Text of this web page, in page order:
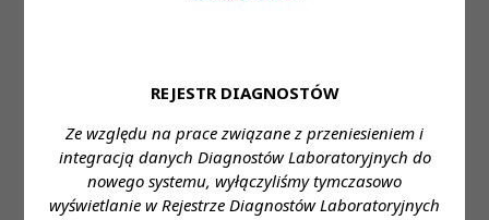
REJESTR DIAGNOSTÓW
Ze względu na prace związane z przeniesieniem i
integracją danych Diagnostów Laboratoryjnych do
nowego systemu, wyłączyliśmy tymczasowo
wyświetlanie w Rejestrze Diagnostów Laboratoryjnych
umiejętności obsługi komputera – pakiet Office
Oferujemy:
atrakcyjne wynagrodzenie